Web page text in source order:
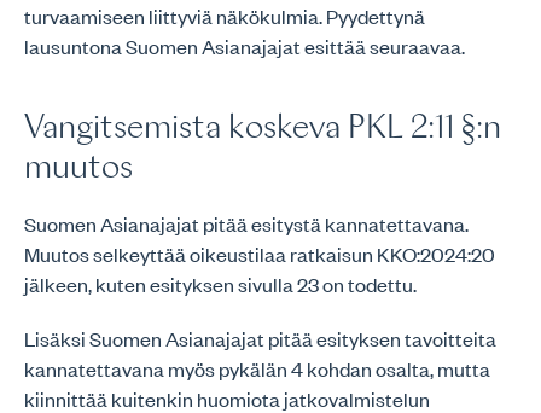
turvaamiseen liittyviä näkökulmia. Pyydettynä
lausuntona Suomen Asianajajat esittää seuraavaa.
Vangitsemista koskeva PKL 2:11 §:n
muutos
Suomen Asianajajat pitää esitystä kannatettavana.
Muutos selkeyttää oikeustilaa ratkaisun KKO:2024:20
jälkeen, kuten esityksen sivulla 23 on todettu.
Lisäksi Suomen Asianajajat pitää esityksen tavoitteita
kannatettavana myös pykälän 4 kohdan osalta, mutta
kiinnittää kuitenkin huomiota jatkovalmistelun